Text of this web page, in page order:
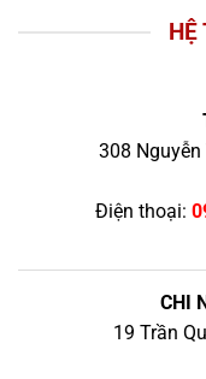
HỆ
308 Nguyễn
Điện thoại:
CHI
19 Trần